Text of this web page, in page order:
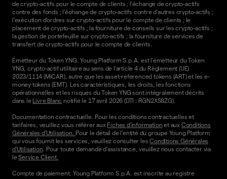
de crypto-actifs pour le compte de clients ; l'échange de crypto-actifs
contre des fonds ; l'échange de crypto-actifs contre d'autres crypto-actifs ;
l'exécution d'ordres sur crypto-actifs pour le compte de clients ; le
placement de crypto-actifs ; la fourniture de conseils sur les crypto-actifs ;
la gestion de portefeuille sur crypto-actifs ; la fourniture de services de
transfert de crypto-actifs pour le compte de clients.
Émetteur du Token YNG. Young Platform S.p.A. est l'émetteur du Token
YNG, crypto-actif utilitaire au sens de l'article 4 du Règlement (UE)
2023/1114 (MiCAR), autre que les asset-referenced tokens (ART) et les e-
money tokens (EMT). Les caractéristiques, les droits, les fonctions
opérationnelles et les risques du Token YNG sont intégralement décrits
dans le Livre Blanc notifié le 17 avril 2026 (DTI : RGN2XS8ZG).
Documentation contractuelle. Pour les conditions contractuelles et
tarifaires, veuillez vous référer aux Fiches d'information et aux Conditions
Générales d'Utilisation. Pour le détail de l'entité du groupe Young Platform
qui vous fournit les services, veuillez consulter lesConditions Générales
d'Utilisation. Pour toute demande d'assistance, veuillez nous contacter via
leService Client.
Compte de paiement. Young Platform S.p.A. est inscrite au registre